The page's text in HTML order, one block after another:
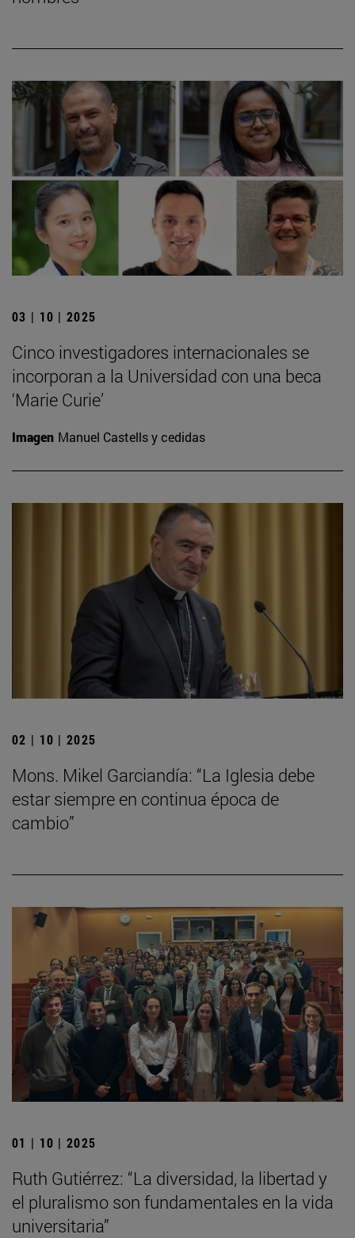
03 | 10 | 2025
Cinco investigadores internacionales se
incorporan a la Universidad con una beca
‘Marie Curie’
Imagen Manuel Castells y cedidas
02 | 10 | 2025
Mons. Mikel Garciandía: “La Iglesia debe
estar siempre en continua época de
cambio”
01 | 10 | 2025
Ruth Gutiérrez: “La diversidad, la libertad y
el pluralismo son fundamentales en la vida
universitaria”